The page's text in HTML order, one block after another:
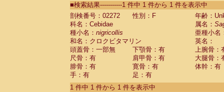
CebidaeSaguinus labiatus(0)
Cebidae Saguinus leucopus (0)
Cebidae
CebidaeSaguinus mystax
CebidaeSaguinus nigricollis (1)
Cebidae Saguinus oedipus
Cebidae Saguinus weddelli
Cebidae Saguinusspp.
Cebidae Aotus trivirgatus
Cebidae Cebus albifrons
■検索結果-----------1 件中 1 件から 1 件を表示中
剖検番号：02272
性別：F
年齢：
科名：Cebidae
属名：
種小名： nigricollis
亜種小名
和名：クロクビタマリン
英名：
頭蓋骨：一部無
下顎骨：有
上腕骨：
尺骨：有
肩甲骨：有
大腿骨：
腓骨：有
寛骨：有
体幹：有
手：有
足：有
1 件中 1 件から 1 件を表示中